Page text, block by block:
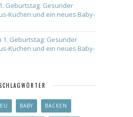
Geburtstag: Gesunder
Kuchen und ein neues Baby-
1. Geburtstag: Gesunder
Kuchen und ein neues Baby-
BABY BACKEN